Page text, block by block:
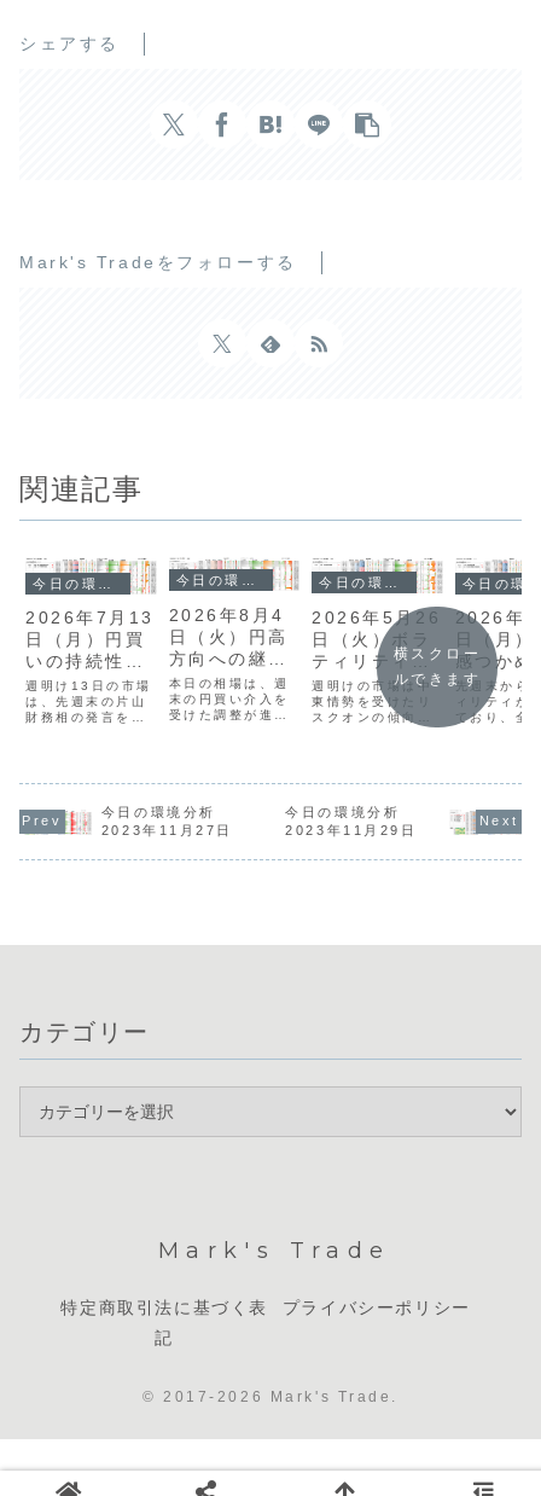
シェアする
Mark's Tradeをフォローする
関連記事
2026年7月13
日（月）円買
いの持続性に
注目！
週明け13日の市場
は、先週末の片山
財務相の発言を受
アが「日足ミドル
バンド」を挟んだ
り、ここを上下ど
2026年8月4
日（火）円高
方向への継続
性に注目！
本日の相場は、週
末の円買い介入を
受けた調整が進
円台まで値を戻し
ましたが、これは
急激な動きの後の
2026年5月26
日（火）ボラ
ティリティの
拡大待ち！
週明けの市場は中
東情勢を受けたリ
スクオンの傾向が
ボラティリティに
留まりました。通
英ポンドと豪ドル
2026年
日（月）
感つかめ
子見？
先週末から
ィリティが
ており、全
アで値動き
ズ」の状態
ますが、ト
材料には欠
横スクロー
ルできます
今日の環境分析
2023年11月27日
今日の環境分析
2023年11月29日
カテゴリー
Mark's Trade
特定商取引法に基づく表
記
プライバシーポリシー
© 2017-2026 Mark's Trade.